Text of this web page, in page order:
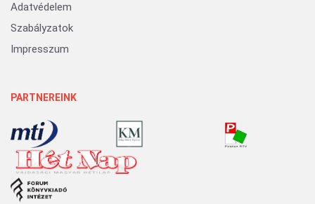
Adatvédelem
Szabályzatok
Impresszum
PARTNEREINK